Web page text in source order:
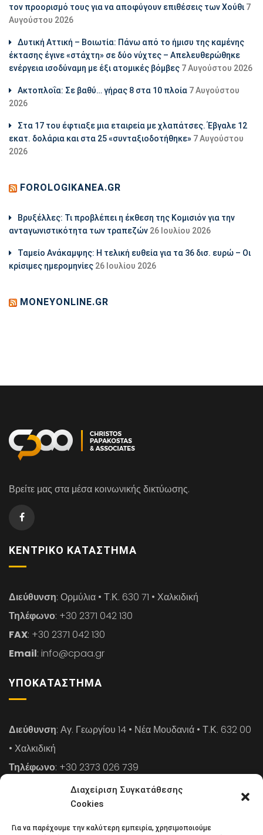
Διαχείριση Συγκατάθεσης
Cookies
Για να παρέχουμε την καλύτερη εμπειρία, χρησιμοποιούμε
τον προορισμό τους για να αποφύγουν επιθέσεις των Χούθι 7
Αυγούστου 2026
Δυτική Αττική – Βοιωτία: Πάνω από το ήμισυ της καμένης
έκτασης έγινε «στάχτη» σε δύο νύχτες – Απελευθερώθηκε
ενέργεια ισοδύναμη με έξι ατομικές βόμβες 7 Αυγούστου 2026
Ακτοπλοΐα: Σε βαθύ… γήρας 8 στα 10 πλοία 7 Αυγούστου
2026
Στα 17 του έφτιαξε μια εταιρεία με χλαπάτσες. Έβγαλε 12
εκατ. δολάρια και στα 25 «συνταξιοδοτήθηκε» 7 Αυγούστου
2026
FOROLOGIKANEA.GR
Βρυξέλλες: Τι προβλέπει η έκθεση της Κομισιόν για την
ανταγωνιστικότητα των τραπεζών 26 Ιουλίου 2026
Ταμείο Ανάκαμψης: Η τελική ευθεία για τα 36 δισ. ευρώ – Οι
κρίσιμες ημερομηνίες 26 Ιουλίου 2026
MONEYONLINE.GR
Βρείτε μας στα μέσα κοινωνικής δικτύωσης.
ΚΕΝΤΡΙΚΌ ΚΑΤΆΣΤΗΜΑ
Διεύθυνση: Ορμύλια • Τ.Κ. 630 71 • Χαλκιδική
Τηλέφωνο: +30 2371 042 130
FAX: +30 2371 042 130
Email: info@cpaa.gr
ΥΠΟΚΑΤΆΣΤΗΜΑ
Διεύθυνση: Αγ. Γεωργίου 14 • Νέα Μουδανιά • Τ.Κ. 632 00
• Χαλκιδική
Τηλέφωνο: +30 2373 026 739
: +30 2373 026 739
: info@cpaa.gr